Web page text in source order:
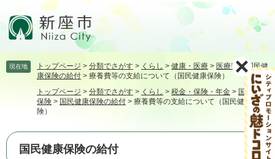
頭飛
文
現在地 トップページ > 分類でさがす > くらし > 健康・医療 > 医療費>国民健
康保険の給付 > 療養費等の支給について（国民健康保険）
トップページ > 分類でさがす > くらし > 税金・保険・年金 > 国民健康
保険 > 国民健康保険の給付 > 療養費等の支給について（国民健康保
険）
国民健康保険の給付